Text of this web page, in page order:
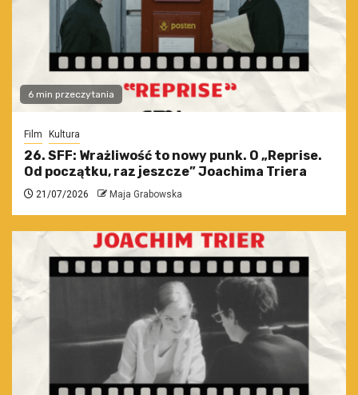
6 min przeczytania
Film Kultura
26. SFF: Wrażliwość to nowy punk. O „Reprise.
Od początku, raz jeszcze” Joachima Triera
21/07/2026 Maja Grabowska